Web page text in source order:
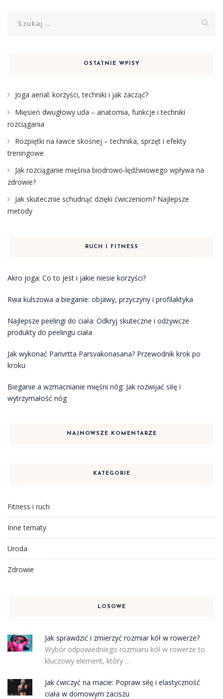
OSTATNIE WPISY
Joga aerial: korzyści, techniki i jak zacząć?
Mięsień dwugłowy uda – anatomia, funkcje i techniki
rozciągania
Rozpiętki na ławce skośnej – technika, sprzęt i efekty
treningowe
Jak rozciąganie mięśnia biodrowo-lędźwiowego wpływa na
zdrowie?
Jak skutecznie schudnąć dzięki ćwiczeniom? Najlepsze
metody
RUCH I FITNESS
Akro joga: Co to jest i jakie niesie korzyści?
Rwa kulszowa a bieganie: objawy, przyczyny i profilaktyka
Najlepsze peelingi do ciała: Odkryj skuteczne i odżywcze
produkty do peelingu ciała
Jak wykonać Parivrtta Parsvakonasana? Przewodnik krok po
kroku
Bieganie a wzmacnianie mięśni nóg: Jak rozwijać siłę i
wytrzymałość nóg
NAJNOWSZE KOMENTARZE
KATEGORIE
Fitness i ruch
Inne tematy
Uroda
Zdrowie
LOSOWE
Jak sprawdzić i zmierzyć rozmiar kół w rowerze?
Wybór odpowiedniego rozmiaru kół w rowerze to
kluczowy element, który …
Jak ćwiczyć na macie: Popraw siłę i elastyczność
ciała w domowym zaciszu